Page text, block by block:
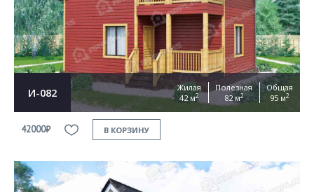
И-082
Жилая
42 м2
Полезная
82 м2
Общая
95 м2
42000₽ В КОРЗИНУ